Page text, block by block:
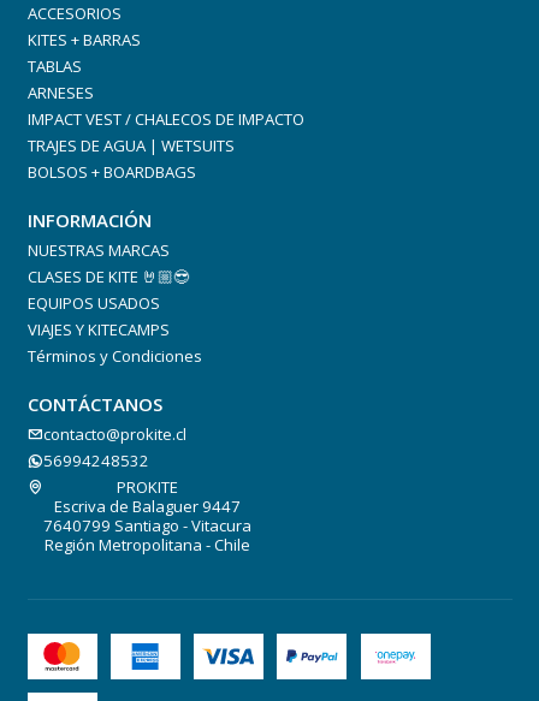
ACCESORIOS
KITES + BARRAS
TABLAS
ARNESES
IMPACT VEST / CHALECOS DE IMPACTO
TRAJES DE AGUA | WETSUITS
BOLSOS + BOARDBAGS
INFORMACIÓN
NUESTRAS MARCAS
CLASES DE KITE 🤘🏼😎
EQUIPOS USADOS
VIAJES Y KITECAMPS
Términos y Condiciones
CONTÁCTANOS
contacto@prokite.cl
56994248532
PROKITE
Escriva de Balaguer 9447
7640799 Santiago - Vitacura
Región Metropolitana - Chile